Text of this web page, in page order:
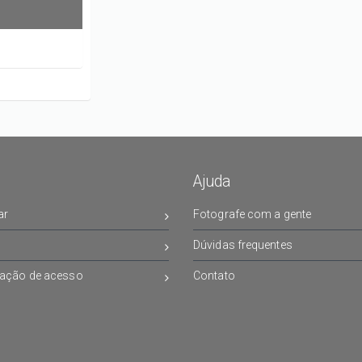
de acesso
Ajuda
Fotografe com a gente
Dúvidas frequentes
Contato